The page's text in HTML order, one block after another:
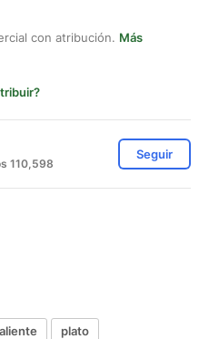
con atribución. Más
110,598
Seguir
plato